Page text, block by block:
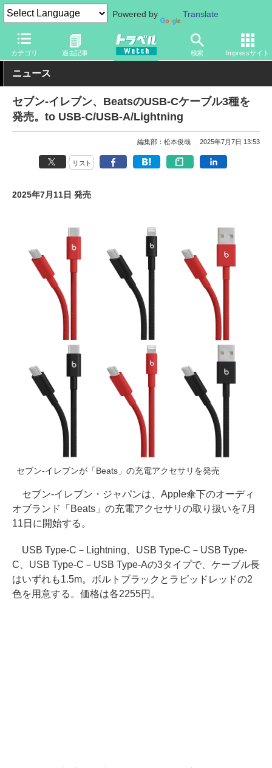
Powered by Translate
カテゴリ 過去記事 検索 Impressサイト
トラベル Watch 旅のアイテム ガジェット PC周辺機器
ニュース
セブン-イレブン、BeatsのUSB-Cケーブル3種を
発売。to USB-C/USB-A/Lightning
編集部：松本俊哉 2025年7月7日 13:53
リスト
2025年7月11日 発売
セブン-イレブンが「Beats」の充電アクセサリを発売
セブン-イレブン・ジャパンは、Apple傘下のオーディ
オブランド「Beats」の充電アクセサリの取り扱いを7月
11日に開始する。
USB Type-C－Lightning、USB Type-C－USB Type-
C、USB Type-C－USB Type-Aの3タイプで、ケーブル長
はいずれも1.5m。ボルトブラックとラピッドレッドの2
色を用意する。価格は各2255円。